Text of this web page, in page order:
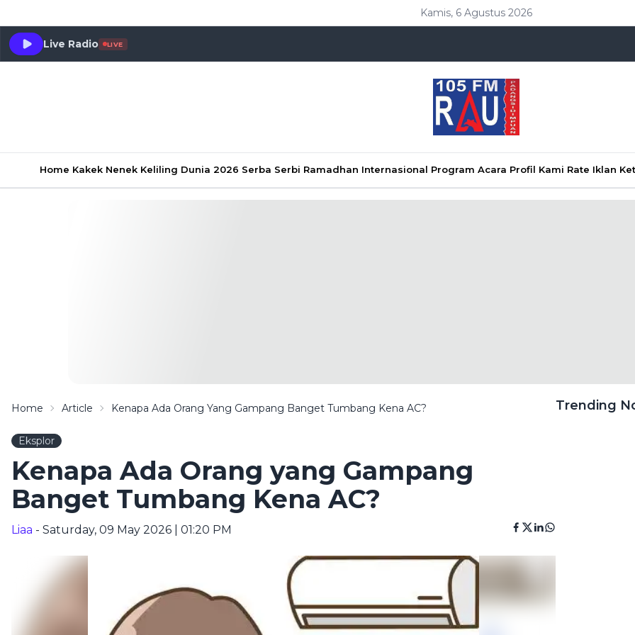
Kamis, 6 Agustus 2026
Live Radio LIVE
Home Kakek Nenek Keliling Dunia 2026 Serba Serbi Ramadhan Internasional Program Acara Profil Kami Rate Iklan
Home Article Kenapa Ada Orang Yang Gampang Banget Tumbang Kena AC?
Eksplor
Kenapa Ada Orang yang Gampang
Banget Tumbang Kena AC?
Liaa - Saturday, 09 May 2026 | 01:20 PM
Trending